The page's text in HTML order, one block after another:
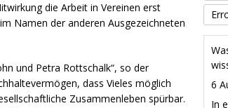
die Arbeit in Vereinen erst
Namen der anderen Ausgezeichneten
und Petra Rottschalk“, so der
dass Vieles möglich
Zusammenleben spürbar.
6